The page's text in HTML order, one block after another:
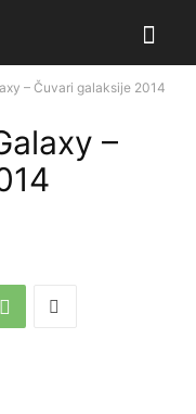
– Čuvari galaksije 2014
–